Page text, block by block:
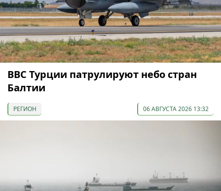
ВВС Турции патрулируют небо стран
Балтии
РЕГИОН 06 АВГУСТА 2026 13:32